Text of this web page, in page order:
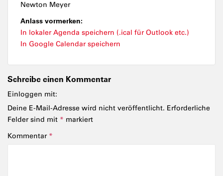
Newton Meyer
Anlass vormerken:
In lokaler Agenda speichern (.ical für Outlook etc.)
In Google Calendar speichern
Schreibe einen Kommentar
Einloggen mit:
Deine E-Mail-Adresse wird nicht veröffentlicht. Erforderliche
Felder sind mit * markiert
Kommentar *